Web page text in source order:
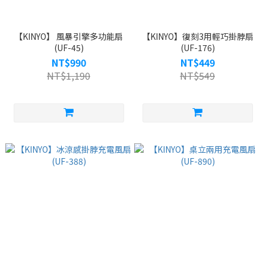
【KINYO】 風暴引擎多功能扇
(UF-45)
NT$990
NT$1,190
【KINYO】復刻3用輕巧掛脖扇
(UF-176)
NT$449
NT$549